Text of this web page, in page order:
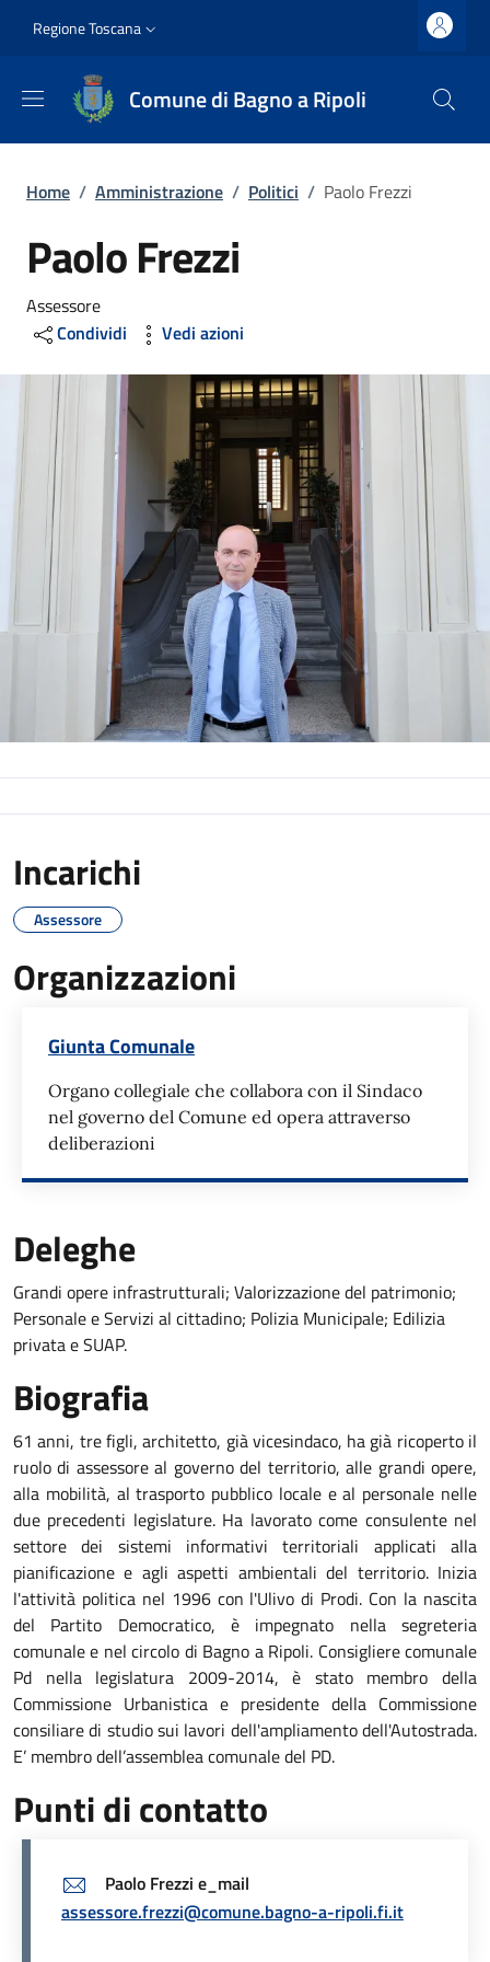
Slim top
Regione Toscana
Comune di Bagno a Ripoli
Briciole di pane
Home / Amministrazione / Politici / Paolo Frezzi
Paolo Frezzi
Assessore
Condividi
Vedi azioni
Incarichi
Assessore
Organizzazioni
Giunta Comunale
Organo collegiale che collabora con il Sindaco
nel governo del Comune ed opera attraverso
deliberazioni
Deleghe
Grandi opere infrastrutturali; Valorizzazione del patrimonio;
Personale e Servizi al cittadino; Polizia Municipale; Edilizia
privata e SUAP.
Biografia
61 anni, tre figli, architetto, già vicesindaco, ha già ricoperto il
ruolo di assessore al governo del territorio, alle grandi opere,
alla mobilità, al trasporto pubblico locale e al personale nelle
due precedenti legislature. Ha lavorato come consulente nel
settore dei sistemi informativi territoriali applicati alla
pianificazione e agli aspetti ambientali del territorio. Inizia
l'attività politica nel 1996 con l'Ulivo di Prodi. Con la nascita
del Partito Democratico, è impegnato nella segreteria
comunale e nel circolo di Bagno a Ripoli. Consigliere comunale
Pd nella legislatura 2009-2014, è stato membro della
Commissione Urbanistica e presidente della Commissione
consiliare di studio sui lavori dell'ampliamento dell'Autostrada.
E’ membro dell’assemblea comunale del PD.
Punti di contatto
Paolo Frezzi e_mail
assessore.frezzi@comune.bagno-a-ripoli.fi.it